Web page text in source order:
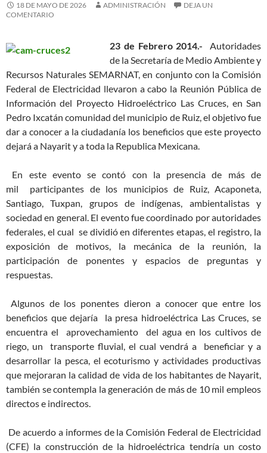
18 DE MAYO DE 2026 ADMINISTRACIÓN
DEJA UN
COMENTARIO
23 de Febrero 2014.- Autoridades
de la Secretaría de Medio Ambiente y
Recursos Naturales SEMARNAT, en conjunto con la Comisión
Federal de Electricidad llevaron a cabo la Reunión Pública de
Información del Proyecto Hidroeléctrico Las Cruces, en San
Pedro Ixcatán comunidad del municipio de Ruiz, el objetivo fue
dar a conocer a la ciudadanía los beneficios que este proyecto
dejará a Nayarit y a toda la Republica Mexicana.
En este evento se contó con la presencia de más de
mil participantes de los municipios de Ruiz, Acaponeta,
Santiago, Tuxpan, grupos de indígenas, ambientalistas y
sociedad en general. El evento fue coordinado por autoridades
federales, el cual se dividió en diferentes etapas, el registro, la
exposición de motivos, la mecánica de la reunión, la
participación de ponentes y espacios de preguntas y
respuestas.
Algunos de los ponentes dieron a conocer que entre los
beneficios que dejaría la presa hidroeléctrica Las Cruces, se
encuentra el aprovechamiento del agua en los cultivos de
riego, un transporte fluvial, el cual vendrá a beneficiar y a
desarrollar la pesca, el ecoturismo y actividades productivas
que mejoraran la calidad de vida de los habitantes de Nayarit,
también se contempla la generación de más de 10 mil empleos
directos e indirectos.
De acuerdo a informes de la Comisión Federal de Electricidad
(CFE) la construcción de la hidroeléctrica tendría un costo